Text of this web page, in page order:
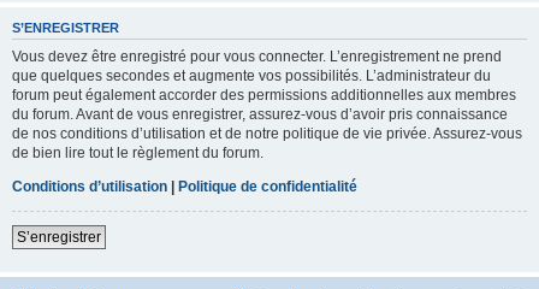
S’ENREGISTRER
Vous devez être enregistré pour vous connecter. L’enregistrement ne prend
que quelques secondes et augmente vos possibilités. L’administrateur du
forum peut également accorder des permissions additionnelles aux membres
du forum. Avant de vous enregistrer, assurez-vous d’avoir pris connaissance
de nos conditions d’utilisation et de notre politique de vie privée. Assurez-vous
de bien lire tout le règlement du forum.
Conditions d’utilisation | Politique de confidentialité
S’enregistrer